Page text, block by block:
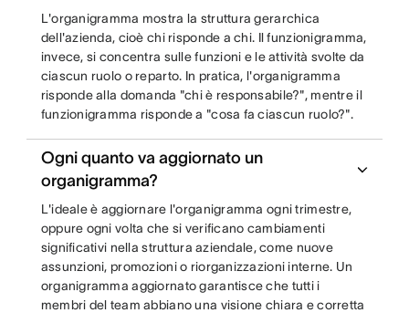
L'organigramma mostra la struttura gerarchica
dell'azienda, cioè chi risponde a chi. Il funzionigramma,
invece, si concentra sulle funzioni e le attività svolte da
ciascun ruolo o reparto. In pratica, l'organigramma
risponde alla domanda "chi è responsabile?", mentre il
funzionigramma risponde a "cosa fa ciascun ruolo?".
Ogni quanto va aggiornato un
organigramma?
L'ideale è aggiornare l'organigramma ogni trimestre,
oppure ogni volta che si verificano cambiamenti
significativi nella struttura aziendale, come nuove
assunzioni, promozioni o riorganizzazioni interne. Un
organigramma aggiornato garantisce che tutti i
membri del team abbiano una visione chiara e corretta